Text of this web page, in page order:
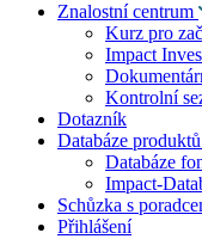
Znalostní centrum
Kurz pro
Impact
Kontrolní
Dotazník
Databáze produktů
Databáze
Impact-
Schůzka s
Přihlášení